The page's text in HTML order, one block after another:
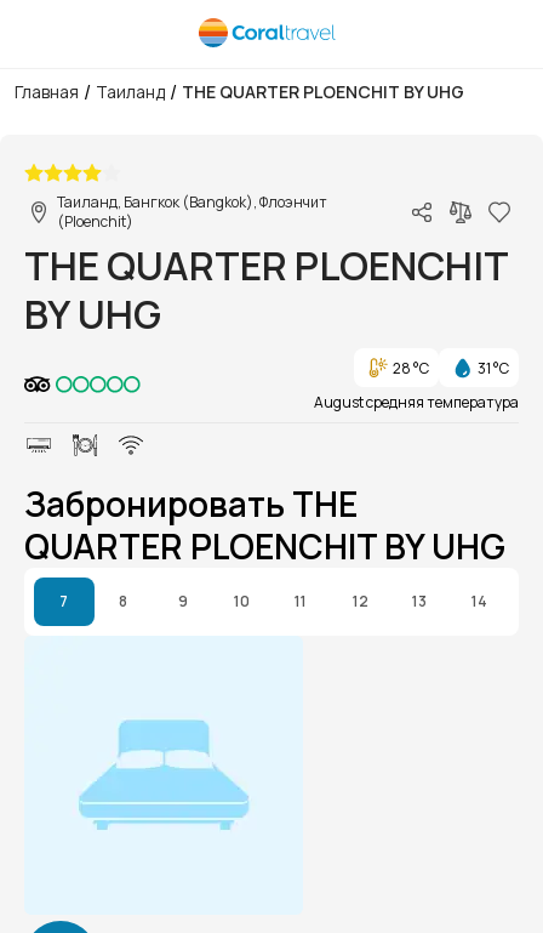
Главная / Таиланд / THE QUARTER PLOENCHIT BY UHG
Таиланд, Бангкок (Bangkok), Флоэнчит
(Ploenchit)
THE QUARTER PLOENCHIT
BY UHG
28 °C
31 °C
August средняя температура
Забронировать THE
QUARTER PLOENCHIT BY UHG
7 8 9 10 11 12 13 14